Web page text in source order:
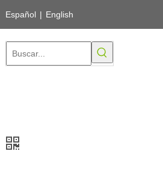
Español | English